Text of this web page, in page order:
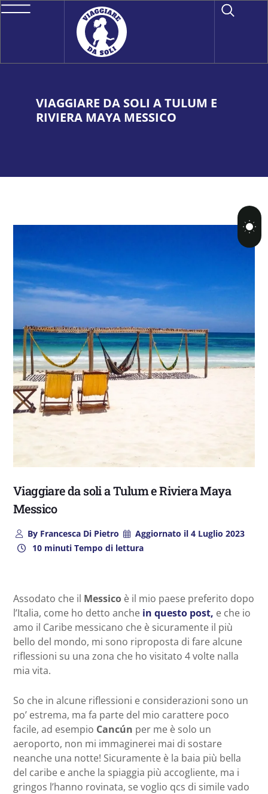
VIAGGIARE DA SOLI A TULUM E
RIVIERA MAYA MESSICO
Viaggiare da soli a Tulum e Riviera Maya
Messico
ByFrancesca Di Pietro Aggiornato il 4 Luglio 2023
10 minuti Tempo di lettura
Assodato che il Messico è il mio paese preferito dopo
l’Italia, come ho detto anche in questo post, e che io
amo il Caribe messicano che è sicuramente il più
bello del mondo, mi sono riproposta di fare alcune
riflessioni su una zona che ho visitato 4 volte nalla
mia vita.
So che in alcune riflessioni e considerazioni sono un
po’ estrema, ma fa parte del mio carattere poco
facile, ad esempio Cancún per me è solo un
aeroporto, non mi immaginerei mai di sostare
neanche una notte! Sicuramente è la baia più bella
del caribe e anche la spiaggia più accogliente, ma i
gringos l’hanno rovinata, se voglio qcs di simile vado